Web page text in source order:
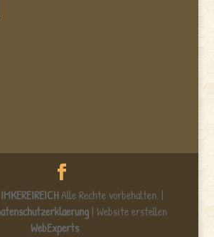
IMKEREIREICHAlle Rechte vorbehalten. |
| Website erstellen
WebExperts